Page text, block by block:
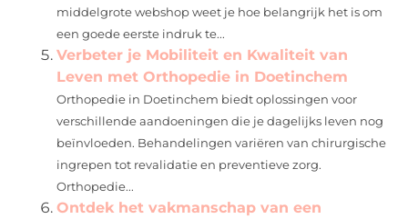
middelgrote webshop weet je hoe belangrijk het is om
een goede eerste indruk te...
Verbeter je Mobiliteit en Kwaliteit van
Leven met Orthopedie in Doetinchem
Orthopedie in Doetinchem biedt oplossingen voor
verschillende aandoeningen die je dagelijks leven nog
beïnvloeden. Behandelingen variëren van chirurgische
ingrepen tot revalidatie en preventieve zorg.
Orthopedie...
Ontdek het vakmanschap van een